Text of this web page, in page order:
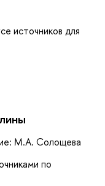
источников для
М.А. Солощева
по